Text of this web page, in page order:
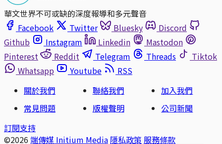
華文世界不可或缺的深度報導和多元聲音
Facebook
Twitter Bluesky
Discord
Github
Instagram Linkedin
Mastodon
Pinterest
Reddit Telegram Threads
Tiktok
Whatsapp
Youtube
RSS
關於我們
聯絡我們
加入我們
常見問題
版權聲明
公司新聞
訂閱支持
©2026 端傳媒 Initium Media 隱私政策 服務條款